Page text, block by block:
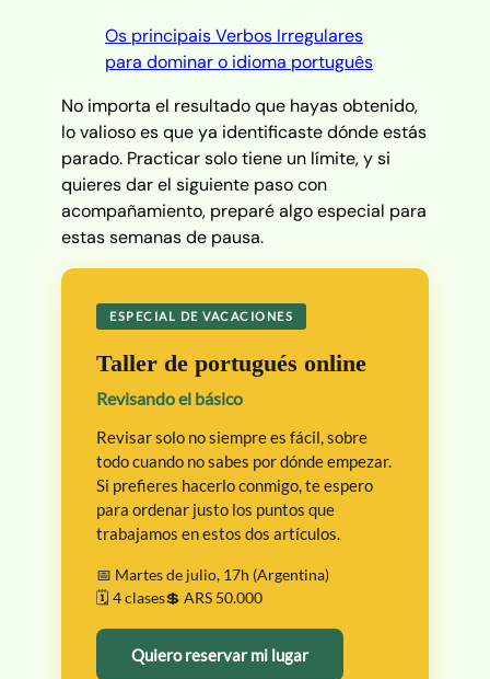
Os principais Verbos Irregulares
para dominar o idioma português
No importa el resultado que hayas obtenido,
lo valioso es que ya identificaste dónde estás
parado. Practicar solo tiene un límite, y si
quieres dar el siguiente paso con
acompañamiento, preparé algo especial para
estas semanas de pausa.
ESPECIAL DE VACACIONES
Taller de portugués online
Revisando el básico
Revisar solo no siempre es fácil, sobre
todo cuando no sabes por dónde empezar.
Si prefieres hacerlo conmigo, te espero
para ordenar justo los puntos que
trabajamos en estos dos artículos.
📅 Martes de julio, 17h (Argentina)
🗓️ 4 clases💲 ARS 50.000
Quiero reservar mi lugar